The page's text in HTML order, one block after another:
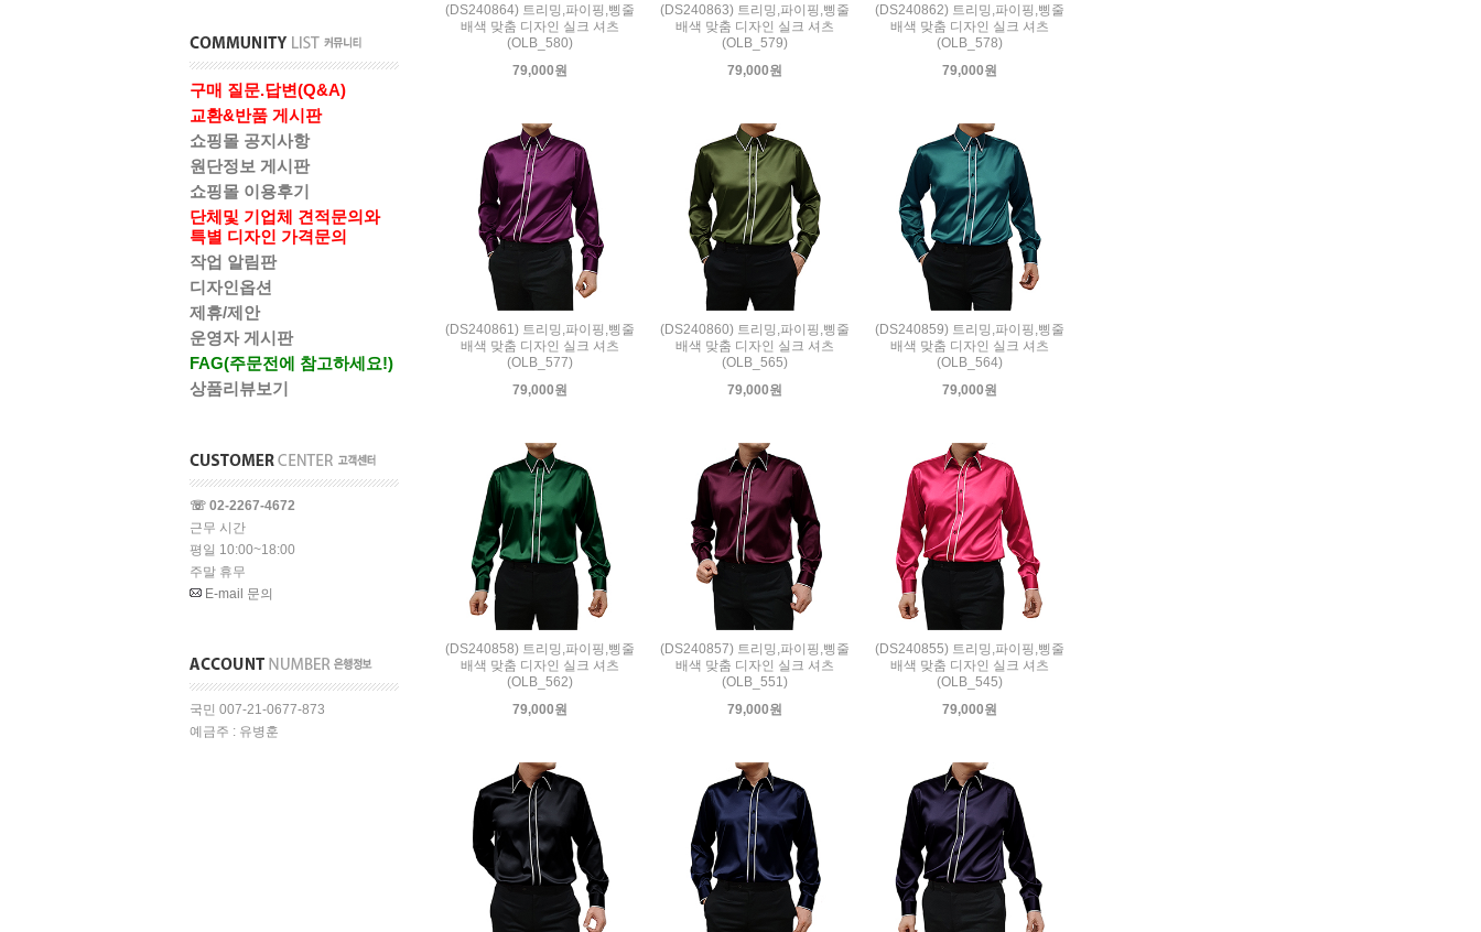
구매 질문.답변(Q&A)
교환&반품 게시판
쇼핑몰 공지사항
원단정보 게시판
쇼핑몰 이용후기
단체및 기업체 견적문의와
특별 디자인 가격문의
작업 알림판
디자인옵션
제휴/제안
운영자 게시판
FAG(주문전에 참고하세요!)
상품리뷰보기
☏ 02-2267-4672
근무 시간
평일 10:00~18:00
주말 휴무
E-mail 문의
국민 007-21-0677-873
예금주 : 유병훈
(DS240864) 트리밍,파이핑,삥줄
배색 맞춤 디자인 실크 셔츠
(OLB_580)
79,000원
(DS240863) 트리밍,파이핑,삥줄
배색 맞춤 디자인 실크 셔츠
(OLB_579)
79,000원
(DS240862) 트리밍,파이핑,삥줄
배색 맞춤 디자인 실크 셔츠
(OLB_578)
79,000원
(DS240861) 트리밍,파이핑,삥줄
배색 맞춤 디자인 실크 셔츠
(OLB_577)
79,000원
(DS240860) 트리밍,파이핑,삥줄
배색 맞춤 디자인 실크 셔츠
(OLB_565)
79,000원
(DS240859) 트리밍,파이핑,삥줄
배색 맞춤 디자인 실크 셔츠
(OLB_564)
79,000원
(DS240858) 트리밍,파이핑,삥줄
배색 맞춤 디자인 실크 셔츠
(OLB_562)
79,000원
(DS240857) 트리밍,파이핑,삥줄
배색 맞춤 디자인 실크 셔츠
(OLB_551)
79,000원
(DS240855) 트리밍,파이핑,삥줄
배색 맞춤 디자인 실크 셔츠
(OLB_545)
79,000원